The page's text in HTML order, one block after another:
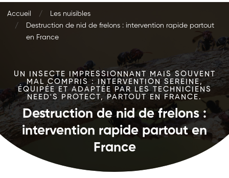
Accueil
Les nuisibles
Destruction de nid de frelons : intervention rapide partout
en France
UN INSECTE IMPRESSIONNANT MAIS SOUVENT
MAL COMPRIS : INTERVENTION SEREINE,
ÉQUIPÉE ET ADAPTÉE PAR LES TECHNICIENS
NEED'S PROTECT, PARTOUT EN FRANCE.
Destruction de nid de frelons :
intervention rapide partout en
France